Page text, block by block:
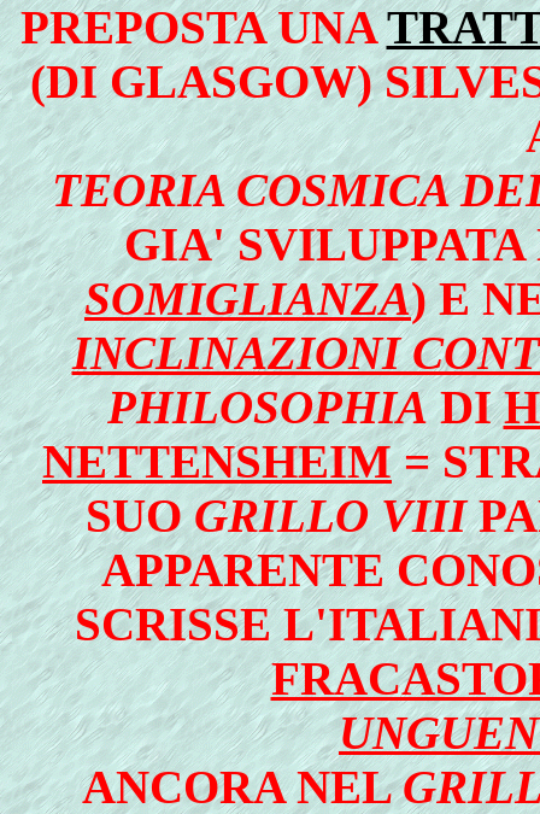
PREPOSTA UNA
(DI GLASGOW)
TEORIA COSMICA
GIA'
SOMIGLIANZA)E
INCLINAZIONI
PHILOSOPHIADI
NETTENSHEIM=
SUOGRILLO VIII
APPARENTE
SCRISSE
ANCORA NEL